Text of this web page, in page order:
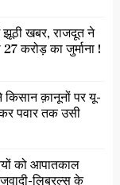
झूठी खबर, राजदूत ने
करोड़ का जुर्माना !
किसान क़ानूनों पर यू-
पवार तक उसी
को आपातकाल
लिब्रल्स के